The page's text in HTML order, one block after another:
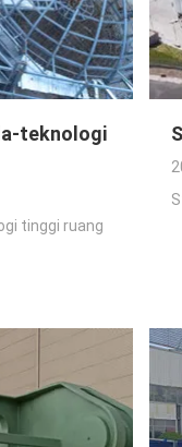
teknologi
tinggi ruang